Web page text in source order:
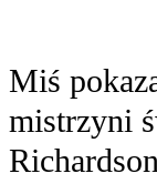
Miś
mistrzyni
Richardson